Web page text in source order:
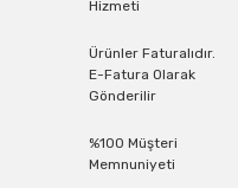
Hizmeti
Ürünler Faturalıdır.
E-Fatura Olarak
Gönderilir
%100 Müşteri
Memnuniyeti